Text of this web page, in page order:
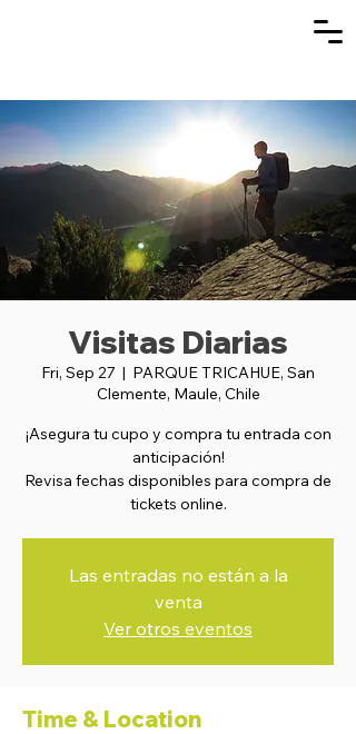
Visitas Diarias
Fri, Sep 27
  |
PARQUE TRICAHUE, San
Clemente, Maule, Chile
¡Asegura tu cupo y compra tu entrada con
anticipación!
Revisa fechas disponibles para compra de
tickets online.
Las entradas no están a la
venta
Ver otros eventos
Time & Location